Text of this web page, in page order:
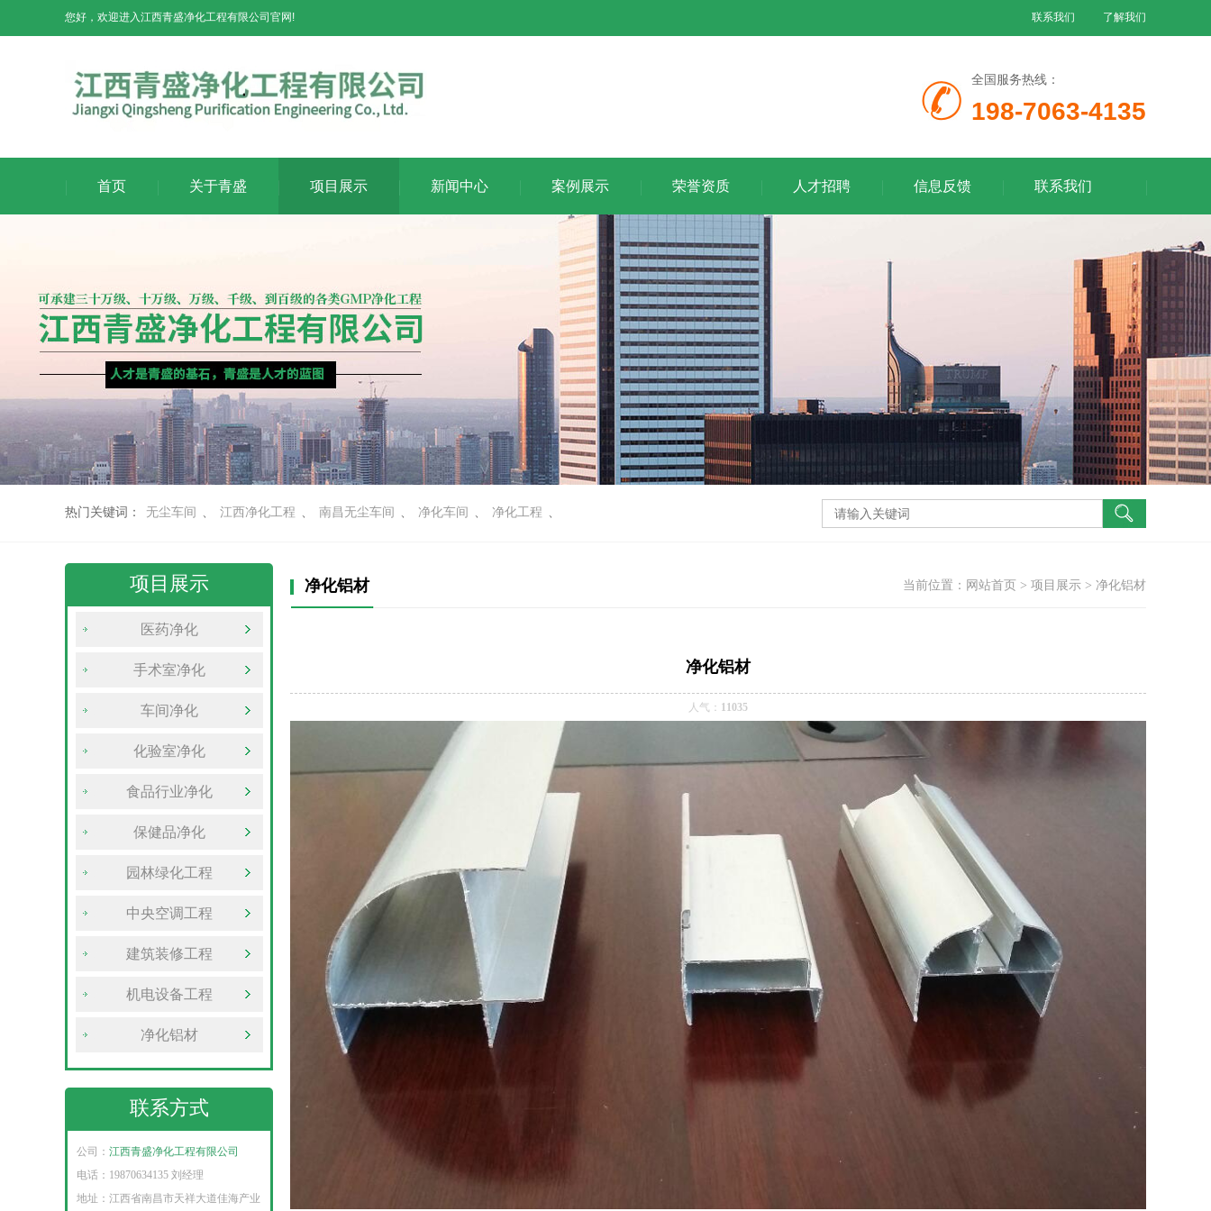
您好，欢迎进入江西青盛净化工程有限公司官网! 了解我们
联系我们
全国服务热线：
198-7063-4135
首页 关于青盛 项目展示 新闻中心 案例展示 荣誉资质 人才招聘 信息反馈 联系我们
热门关键词： 无尘车间 、 江西净化工程 、 南昌无尘车间 、 净化车间 、 净化工程 、
项目展示
医药净化
手术室净化
车间净化
化验室净化
食品行业净化
保健品净化
园林绿化工程
中央空调工程
建筑装修工程
机电设备工程
净化铝材
联系方式
公司： 江西青盛净化工程有限公司
电话：19870634135 刘经理
地址： 江西省南昌市天祥大道佳海产业
净化铝材 当前位置： 网站首页 > 项目展示 > 净化铝材
净化铝材
人气： 11035